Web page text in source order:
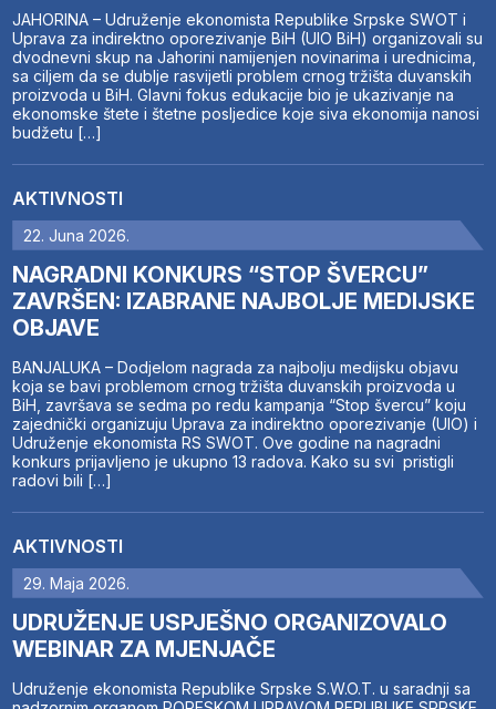
JAHORINA – Udruženje ekonomista Republike Srpske SWOT i
Uprava za indirektno oporezivanje BiH (UIO BiH) organizovali su
dvodnevni skup na Jahorini namijenjen novinarima i urednicima,
sa ciljem da se dublje rasvijetli problem crnog tržišta duvanskih
proizvoda u BiH. Glavni fokus edukacije bio je ukazivanje na
ekonomske štete i štetne posljedice koje siva ekonomija nanosi
budžetu […]
AKTIVNOSTI
22. Juna 2026.
NAGRADNI KONKURS “STOP ŠVERCU”
ZAVRŠEN: IZABRANE NAJBOLJE MEDIJSKE
OBJAVE
BANJALUKA – Dodjelom nagrada za najbolju medijsku objavu
koja se bavi problemom crnog tržišta duvanskih proizvoda u
BiH, završava se sedma po redu kampanja “Stop švercu” koju
zajednički organizuju Uprava za indirektno oporezivanje (UIO) i
Udruženje ekonomista RS SWOT. Ove godine na nagradni
konkurs prijavljeno je ukupno 13 radova. Kako su svi pristigli
radovi bili […]
AKTIVNOSTI
29. Maja 2026.
UDRUŽENJE USPJEŠNO ORGANIZOVALO
WEBINAR ZA MJENJAČE
Udruženje ekonomista Republike Srpske S.W.O.T. u saradnji sa